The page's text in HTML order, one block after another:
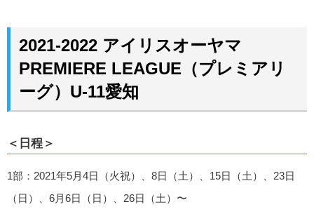
2021-2022 アイリスオーヤマ
PREMIERE LEAGUE（プレミアリ
ーグ）U-11愛知
＜日程＞
1部：2021年5月4日（火祝）、8日（土）、15日（土）、23日
（日）、6月6日（日）、26日（土）〜